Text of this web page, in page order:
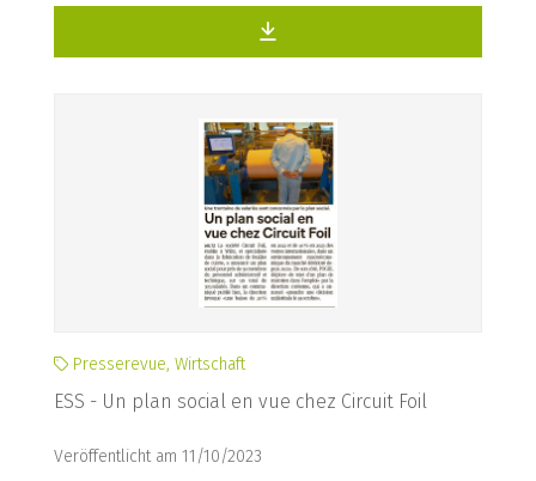
Presserevue, Wirtschaft
ESS - Un plan social en vue chez Circuit Foil
Veröffentlicht am 11/10/2023